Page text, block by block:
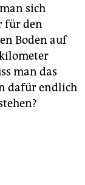
sich
für den
Boden auf
man das
dafür endlich